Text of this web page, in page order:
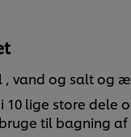
, vand og salt og
10 lige store dele
til bagning